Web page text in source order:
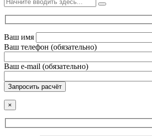
Ваш имя
Ваш телефон (обязательно)
Ваш e-mail (обязательно)
Запросить расчёт
×